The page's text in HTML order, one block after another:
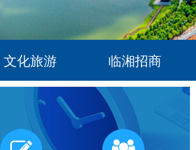
文化旅游 临湘招商